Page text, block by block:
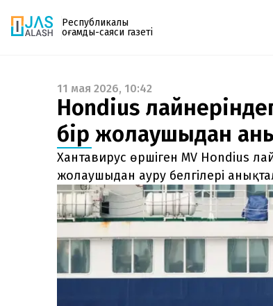
Республикалық
қоғамдық-саяси газеті
Газетке жазылу
PDF форматтағы газетті ай сайын электронды
поштаңызға алып отырыңыз. Жаңа нөмір
шыққан сәтте сізге бірден жіберіледі. Тек email
енгізіңіз, біз қалғанын өзіміз жібереміз.
11 мая 2026, 10:42
Hondius
бір жолаушыдан
Хантавирус өршіген MV Hondius
жолаушыдан ауру белгілері